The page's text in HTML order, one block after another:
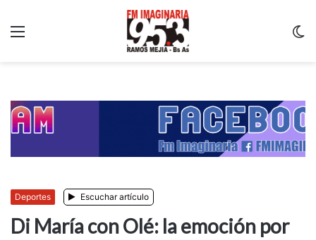
Deportes Escuchar artículo
Di María con Olé: la emoción por